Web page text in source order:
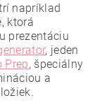
ochrany
napríklad
ktorá
prezentáciu
, jeden
Prep, špeciálny
a